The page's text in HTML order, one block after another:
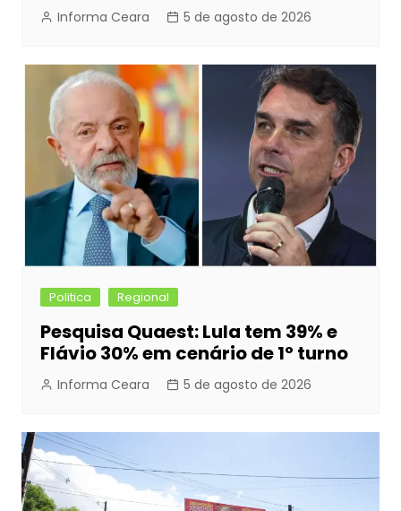
Informa Ceara 5 de agosto de 2026
Politica Regional
Pesquisa Quaest: Lula tem 39% e
Flávio 30% em cenário de 1º turno
Informa Ceara 5 de agosto de 2026